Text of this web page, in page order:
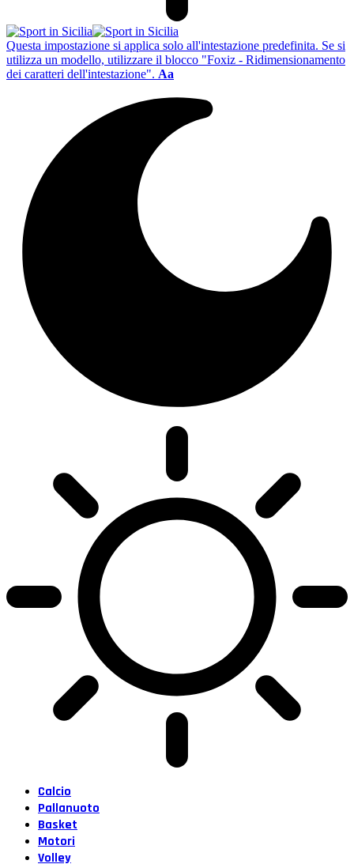
Questa impostazione si applica solo all'intestazione predefinita. Se si
utilizza un modello, utilizzare il blocco "Foxiz - Ridimensionamento
dei caratteri dell'intestazione". Aa
Calcio
Pallanuoto
Basket
Motori
Volley